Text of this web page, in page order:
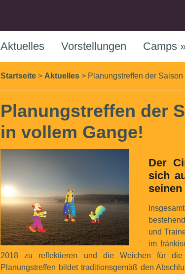
Aktuelles Vorstellungen Camps
Startseite > Aktuelles > Planungstreffen der
Planungstreffen der
in vollem Gange!
Der
sich
und
im
2018 zu reflektieren und die Weichen für
Planungstreffen bildet traditionsgemäß den